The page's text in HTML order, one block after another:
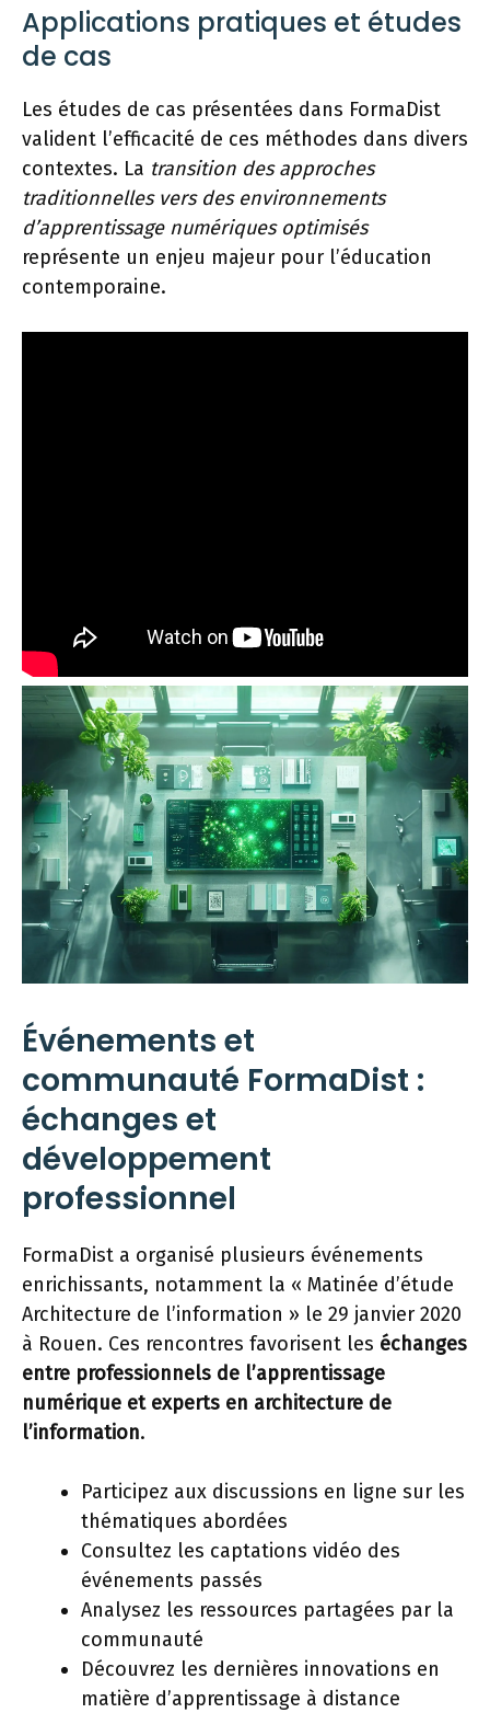
Applications pratiques et études
de cas
Les études de cas présentées dans FormaDist
valident l’efficacité de ces méthodes dans divers
contextes. La transition des approches
traditionnelles vers des environnements
d’apprentissage numériques optimisés
représente un enjeu majeur pour l’éducation
contemporaine.
Événements et
communauté FormaDist :
échanges et
développement
professionnel
FormaDist a organisé plusieurs événements
enrichissants, notamment la « Matinée d’étude
Architecture de l’information » le 29 janvier 2020
à Rouen. Ces rencontres favorisent les échanges
entre professionnels de l’apprentissage
numérique et experts en architecture de
l’information.
Participez aux discussions en ligne sur les
thématiques abordées
Consultez les captations vidéo des
événements passés
Analysez les ressources partagées par la
communauté
Découvrez les dernières innovations en
matière d’apprentissage à distance